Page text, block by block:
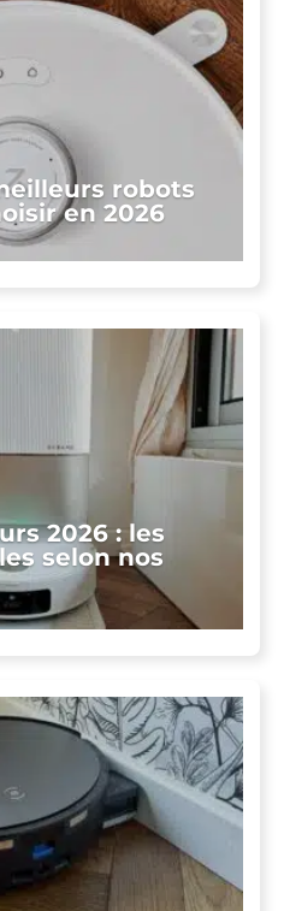
robots
en 2026
2026 : les
selon nos